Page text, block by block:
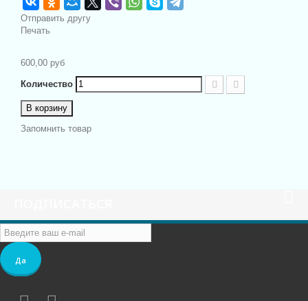
Отправить другу
Печать
600,00 руб
Количество
В корзину
Запомнить товар
Да